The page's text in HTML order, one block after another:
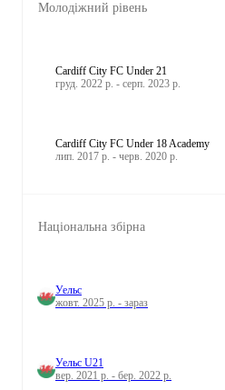
Молодіжний рівень
Cardiff City FC Under 21
груд. 2022 р. - серп. 2023 р.
Cardiff City FC Under 18 Academy
лип. 2017 р. - черв. 2020 р.
Національна збірна
Уельс
жовт. 2025 р. - зараз
Уельс U21
вер. 2021 р. - бер. 2022 р.